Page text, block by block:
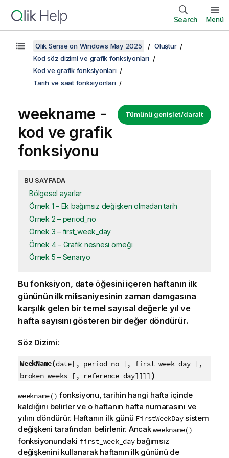
Search Menü
Qlik Sense on Windows May 2025
Oluştur
Kod söz dizimi ve grafik fonksiyonları
Kod ve grafik fonksiyonları
Tarih ve saat fonksiyonları
Tümünü genişlet/daralt
weekname -
kod ve grafik
fonksiyonu
BU SAYFADA
Bölgesel ayarlar
Örnek 1 – Ek bağımsız değişken olmadan tarih
Örnek 2 – period_no
Örnek 3 – first_week_day
Örnek 4 – Grafik nesnesi örneği
Örnek 5 – Senaryo
Bu fonksiyon, dateöğesini içeren haftanın ilk
gününün ilk milisaniyesinin zaman damgasına
karşılık gelen bir temel sayısal değerle yıl ve
hafta sayısını gösteren bir değer döndürür.
Söz Dizimi:
WeekName(date[, period_no [, first_week_day [,
broken_weeks [, reference_day]]]] )
weekname() fonksiyonu, tarihin hangi hafta içinde
kaldığını belirler ve o haftanın hafta numarasını ve
yılını döndürür. Haftanın ilk günü FirstWeekDaysistem
değişkeni tarafından belirlenir. Ancakweekname()
fonksiyonundaki first_week_daybağımsız
değişkenini kullanarak haftanın ilk gününü de